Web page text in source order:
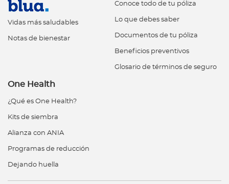
Vidas más saludables
Notas de bienestar
Conoce todo de tu póliza
Lo que debes saber
Documentos de tu póliza
Beneficios preventivos
Glosario de términos de seguro
One Health
¿Qué es One Health?
Kits de siembra
Alianza con ANIA
Programas de reducción
Dejando huella